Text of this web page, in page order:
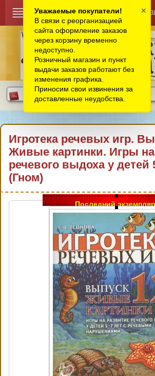
Игротека речевых игр.
Живые картинки. Игры
речевого выдоха у детей
(Гном)
Последний экземпляр
Уважаемые покупатели!
В связи с реорганизацией
сайта оформление заказов
через корзину временно
недоступно.
Розничный магазин и пункт
выдачи заказов работают без
изменения графика.
Приносим свои извинения за
доставленные неудобства.
×